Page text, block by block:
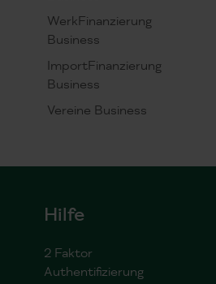
WerkFinanzierung
Business
ImportFinanzierung
Business
Vereine Business
Hilfe
2 Faktor
Authentifizierung